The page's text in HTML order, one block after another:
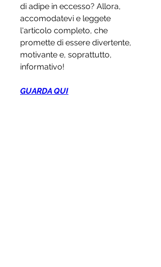
di adipe in eccesso? Allora,
accomodatevi e leggete
l'articolo completo, che
promette di essere divertente,
motivante e, soprattutto,
informativo!
GUARDA QUI